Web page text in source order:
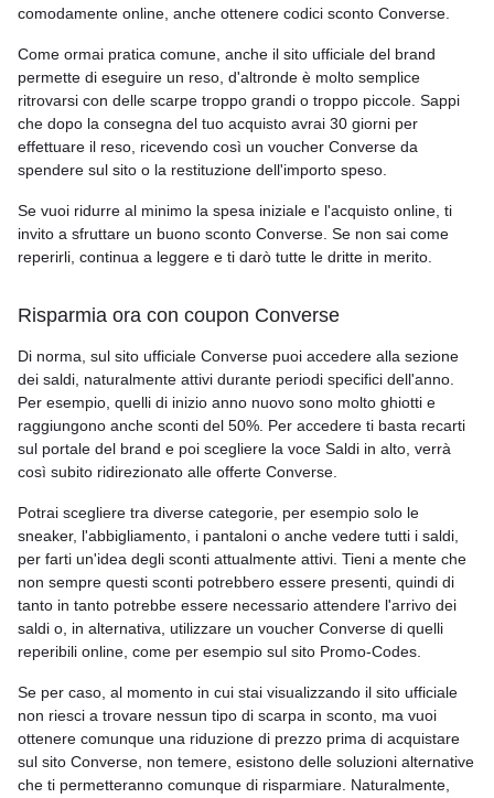
comodamente online, anche ottenere codici sconto Converse.
Come ormai pratica comune, anche il sito ufficiale del brand
permette di eseguire un reso, d'altronde è molto semplice
ritrovarsi con delle scarpe troppo grandi o troppo piccole. Sappi
che dopo la consegna del tuo acquisto avrai 30 giorni per
effettuare il reso, ricevendo così un voucher Converse da
spendere sul sito o la restituzione dell'importo speso.
Se vuoi ridurre al minimo la spesa iniziale e l'acquisto online, ti
invito a sfruttare un buono sconto Converse. Se non sai come
reperirli, continua a leggere e ti darò tutte le dritte in merito.
Risparmia ora con coupon Converse
Di norma, sul sito ufficiale Converse puoi accedere alla sezione
dei saldi, naturalmente attivi durante periodi specifici dell'anno.
Per esempio, quelli di inizio anno nuovo sono molto ghiotti e
raggiungono anche sconti del 50%. Per accedere ti basta recarti
sul portale del brand e poi scegliere la voce Saldi in alto, verrà
così subito ridirezionato alle offerte Converse.
Potrai scegliere tra diverse categorie, per esempio solo le
sneaker, l'abbigliamento, i pantaloni o anche vedere tutti i saldi,
per farti un'idea degli sconti attualmente attivi. Tieni a mente che
non sempre questi sconti potrebbero essere presenti, quindi di
tanto in tanto potrebbe essere necessario attendere l'arrivo dei
saldi o, in alternativa, utilizzare un voucher Converse di quelli
reperibili online, come per esempio sul sito Promo-Codes.
Se per caso, al momento in cui stai visualizzando il sito ufficiale
non riesci a trovare nessun tipo di scarpa in sconto, ma vuoi
ottenere comunque una riduzione di prezzo prima di acquistare
sul sito Converse, non temere, esistono delle soluzioni alternative
che ti permetteranno comunque di risparmiare. Naturalmente,